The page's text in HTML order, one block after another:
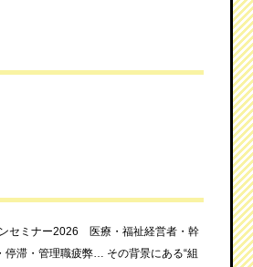
ンセミナー2026 医療・福祉経営者・幹
停滞・管理職疲弊… その背景にある“組